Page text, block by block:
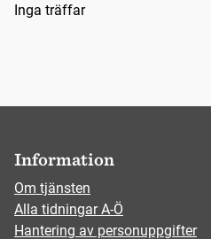
Inga träffar
Information
Om tjänsten
Alla tidningar A-Ö
Hantering av personuppgifter